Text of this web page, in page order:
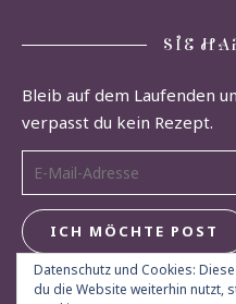
SIE
Bleib auf dem Laufenden
verpasst du kein Rezept.
E-Mail-Adresse
ICH MÖCHTE POST
Datenschutz und Cookies:
du die Website weiterhin nutzt,